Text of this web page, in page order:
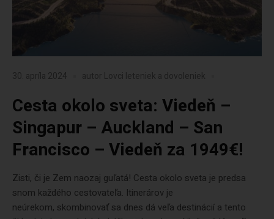
30. apríla 2024 autor Lovci leteniek a dovoleniek
Cesta okolo sveta: Viedeň –
Singapur – Auckland – San
Francisco – Viedeň za 1949€!
Zisti, či je Zem naozaj guľatá! Cesta okolo sveta je predsa
snom každého cestovateľa. Itinerárov je
neúrekom, skombinovať sa dnes dá veľa destinácií a tento